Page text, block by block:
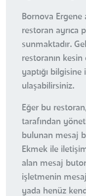
Bornova
restoran ayrıca
sunmaktadır.
restoranın
yaptığı
ulaşabilirsiniz.
Eğer bu
tarafından
bulunan mesaj
Ekmek ile
alan mesaj
işletmenin
yada henüz